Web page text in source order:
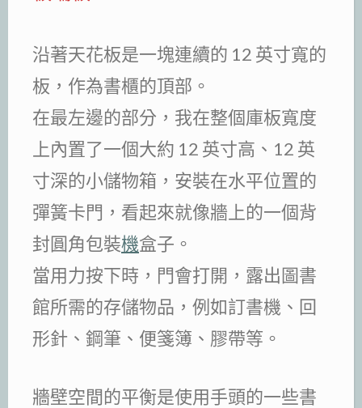
沿著天花板是一塊連續的 12 英寸寬的
板，作為書櫃的頂部。
在最左邊的部分，我在整個庫板寬度
上內置了一個大約 12 英寸高、12 英
寸深的小儲物箱，安裝在水平位置的
彈簧卡門，看起來就像牆上的一個背
封圓角包裝機盒子。
當用力按下時，門會打開，露出圖書
館所需的存儲物品，例如訂書機、回
形針、鋼筆、便箋簿、膠帶等。
牆壁空間的平衡是使用手頭的一些書